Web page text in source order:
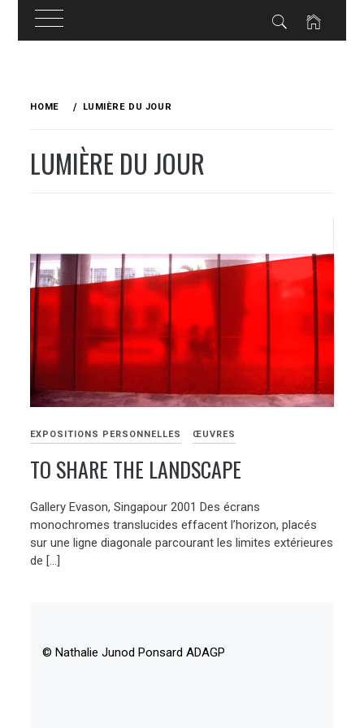
HOME LUMIÈRE DU JOUR
LUMIÈRE DU JOUR
EXPOSITIONS PERSONNELLES ŒUVRES
TO SHARE THE LANDSCAPE
Gallery Evason, Singapour 2001 Des écrans
monochromes translucides effacent l’horizon, placés
sur une ligne diagonale parcourant les limites extérieures
de […]
© Nathalie Junod Ponsard ADAGP